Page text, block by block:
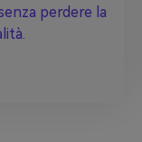
perdere la